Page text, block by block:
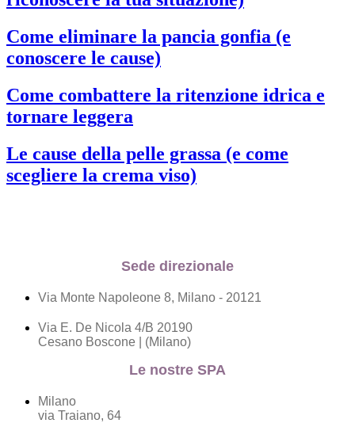
Come eliminare la pancia gonfia (e
conoscere le cause)
Come combattere la ritenzione idrica e
tornare leggera
Le cause della pelle grassa (e come
scegliere la crema viso)
Sede direzionale
Via Monte Napoleone 8, Milano - 20121
Via E. De Nicola 4/B 20190
Cesano Boscone | (Milano)
Le nostre SPA
Milano
via Traiano, 64